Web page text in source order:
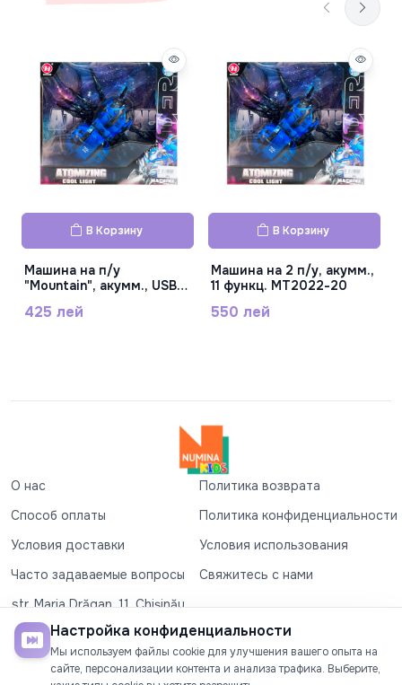
В Корзину
Машина на п/у
"Mountain", акумм., USB
425 лей
В Корзину
Машина на 2 п/у, акумм.,
11 функц. MT2022-20
550 лей
О нас
Политика возврата
Способ оплаты
Политика конфиденциальности
Условия доставки
Условия использования
Часто задаваемые вопросы
Свяжитесь с нами
str. Maria Drăgan, 11, Chișinău
+37360327279
©2026Numina Kids. Все права защищены
Настройка конфиденциальности
Мы используем файлы cookie для улучшения вашего опыта на
сайте, персонализации контента и анализа трафика. Выберите,